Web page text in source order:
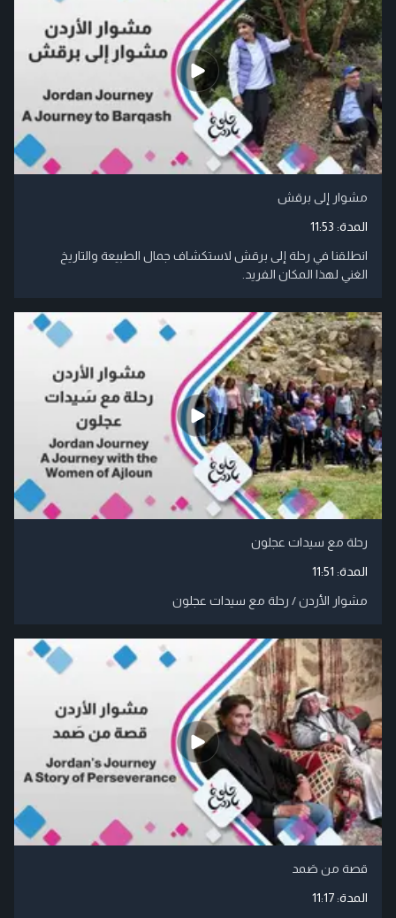
مشوار إلى برقش
المدة: 11:53
انطلقنا في رحلة إلى برقش لاستكشاف جمال الطبيعة والتاريخ
الغني لهذا المكان الفريد.
رحلة مع سيدات عجلون
المدة: 11:51
مشوار الأردن / رحلة مع سيدات عجلون
قصة من صَمد
المدة:11:17